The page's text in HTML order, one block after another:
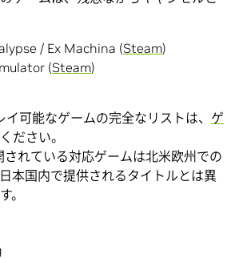
/ Ex Machina (Steam)
(Steam)
可能なゲームの完全なリストは、 ゲ
ださい。
されている対応ゲームは北米欧州での
本国内で提供されるタイトルとは異
。